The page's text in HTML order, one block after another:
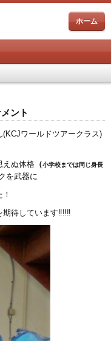
ホーム
ント
ワールドツアークラス)
えぬ体格 （小学校までは同じ身長
を武器に
待しています‼‼‼